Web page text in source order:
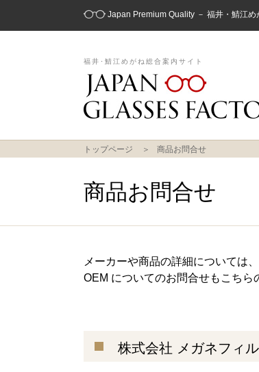
Japan Premium Quality － 福井・鯖江め
福井･鯖江めがね総合案内サイト
トップページ 商品お問合せ
商品お問合せ
メーカーや商品の詳細については
OEM についてのお問合せもこちら
株式会社 メガネフィ